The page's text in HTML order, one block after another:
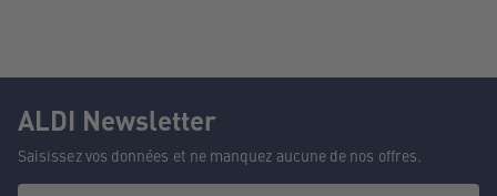
ALDI Newsletter
Saisissez vos données et ne manquez aucune de nos offres.